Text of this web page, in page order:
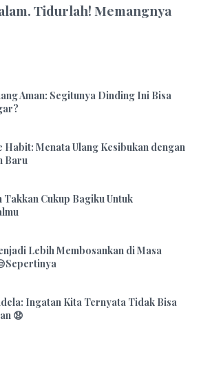
Tidurlah! Memangnya
Aman: Segitunya Dinding Ini Bisa
Habit: Menata Ulang Kesibukan dengan
Baru
Takkan Cukup Bagiku Untuk
Lebih Membosankan di Masa
Ingatan Kita Ternyata Tidak Bisa
😧